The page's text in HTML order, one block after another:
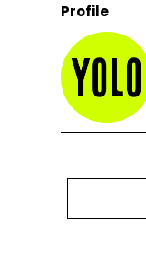
Profile